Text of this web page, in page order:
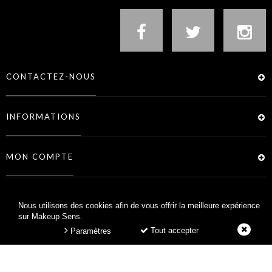
Nous utilisons des cookies afin de vous offrir la meilleure expérience
sur Makeup Sens.
Tout accepter
Paramètres
CONTACTEZ-NOUS
INFORMATIONS
MON COMPTE